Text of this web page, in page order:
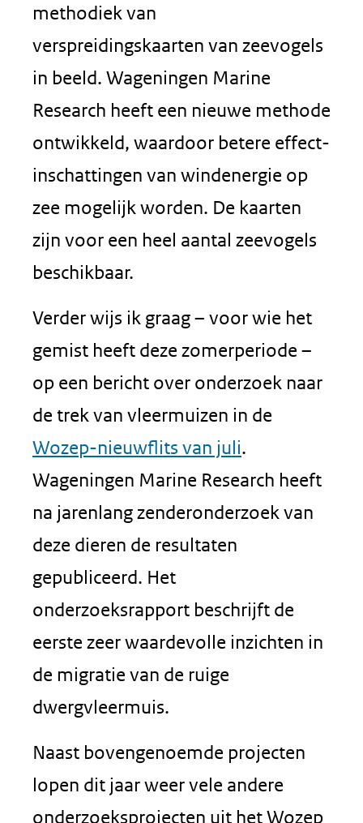
methodiek van
verspreidingskaarten van zeevogels
in beeld. Wageningen Marine
Research heeft een nieuwe methode
ontwikkeld, waardoor betere effect-
inschattingen van windenergie op
zee mogelijk worden. De kaarten
zijn voor een heel aantal zeevogels
beschikbaar.
Verder wijs ik graag – voor wie het
gemist heeft deze zomerperiode –
op een bericht over onderzoek naar
de trek van vleermuizen in de
Wozep-nieuwflits van juli.
Wageningen Marine Research heeft
na jarenlang zenderonderzoek van
deze dieren de resultaten
gepubliceerd. Het
onderzoeksrapport beschrijft de
eerste zeer waardevolle inzichten in
de migratie van de ruige
dwergvleermuis.
Naast bovengenoemde projecten
lopen dit jaar weer vele andere
onderzoeksprojecten uit het Wozep